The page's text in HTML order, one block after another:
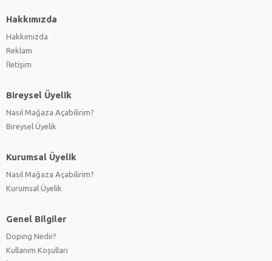
Hakkımızda
Hakkımızda
Reklam
İletişim
Bireysel Üyelik
Nasıl Mağaza Açabilirim?
Bireysel Üyelik
Kurumsal Üyelik
Nasıl Mağaza Açabilirim?
Kurumsal Üyelik
Genel Bilgiler
Doping Nedir?
Kullanım Koşulları